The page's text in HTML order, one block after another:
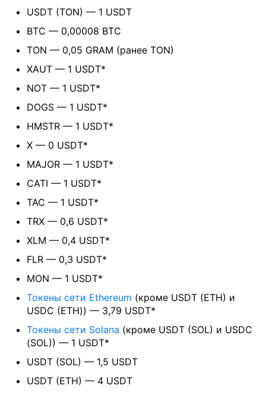
USDT (TON) — 1 USDT
BTC — 0,00008 BTC
TON — 0,05 GRAM (ранее TON)
XAUT — 1 USDT*
NOT — 1 USDT*
DOGS — 1 USDT*
HMSTR — 1 USDT*
X — 0 USDT*
MAJOR — 1 USDT*
CATI — 1 USDT*
TAC — 1 USDT*
TRX — 0,6 USDT*
XLM — 0,4 USDT*
FLR — 0,3 USDT*
MON — 1 USDT*
Токены сети Ethereum (кроме USDT (ETH) и
USDС (ETH)) — 3,79 USDT*
Токены сети Solana (кроме USDT (SOL) и USDC
(SOL)) — 1 USDT*
USDT (SOL) — 1,5 USDT
USDT (ETH) — 4 USDT